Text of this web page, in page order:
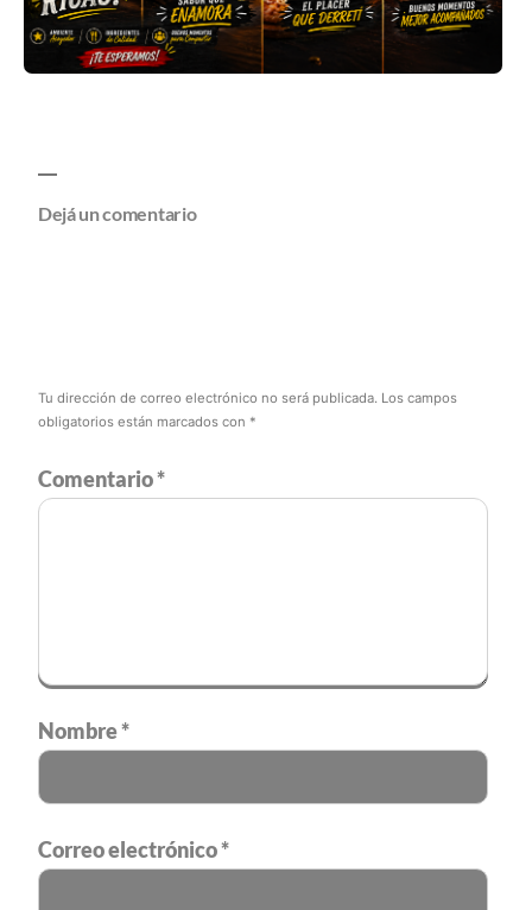
Dejá un comentario
Tu dirección de correo electrónico no será publicada. Los campos
obligatorios están marcados con *
Comentario*
Nombre*
Correo electrónico*